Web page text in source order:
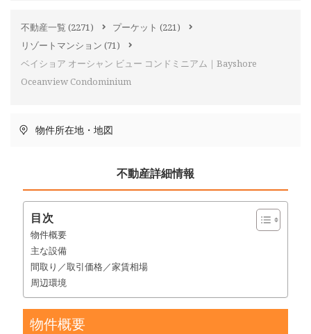
不動産一覧 (2271) プーケット (221)
リゾートマンション (71)
ベイショア オーシャン ビュー コンドミニアム｜Bayshore
Oceanview Condominium
物件所在地・地図
不動産詳細情報
目次
物件概要
主な設備
間取り／取引価格／家賃相場
周辺環境
物件概要